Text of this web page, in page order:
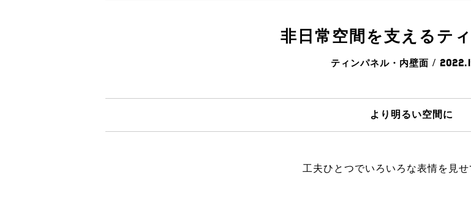
非日常空間を支えるテ
ティンパネル・内壁面 /
より明るい空間に
工夫ひとつでいろいろな表情を見せ